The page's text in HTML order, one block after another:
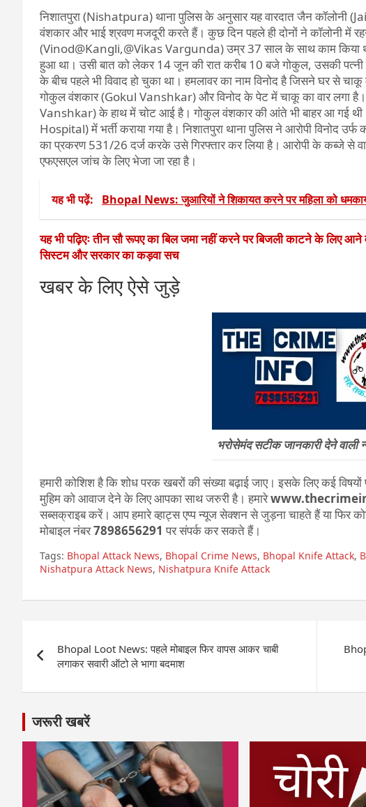
निशातपुरा (Nishatpura) थाना पुलिस के अनुसार यह वारदात जैन कॉलोनी
वंशकार और भाई श्रवण मजदूरी करते हैं। कुछ दिन पहले ही दोनों ने कॉलोनी में
(Vinod@Kangli,@Vikas Vargunda) उम्र 37 साल के साथ काम किया
हुआ था। उसी बात को लेकर 14 जून की रात करीब 10 बजे गोकुल, उसकी पत्नी
के बीच पहले भी विवाद हो चुका था। हमलावर का नाम विनोद है जिसने घर से
गोकुल वंशकार (Gokul Vanshkar) और विनोद के पेट में चाकू का वार लगा
Vanshkar) के हाथ में चोट आई है। गोकुल वंशकार की आंते भी बाहर आ गई
Hospital) में भर्ती कराया गया है। निशातपुरा थाना पुलिस ने आरोपी विनोद
का प्रकरण 531/26 दर्ज करके उसे गिरफ्तार कर लिया है। आरोपी के कब्जे से
एफएसएल जांच के लिए भेजा जा रहा है।
यह भी पढ़ें: Bhopal News: जुआरियों ने शिकायत करने पर महिला को
यह भी पढ़िएः तीन सौ रूपए का बिल जमा नहीं करने पर बिजली काटने के लिए
सिस्टम और सरकार का कड़वा सच
खबर के लिए ऐसे जुड़े
भरोसेमंद सटीक जानकारी देने वाली
हमारी कोशिश है कि शोध परक खबरों की संख्या बढ़ाई जाए। इसके लिए कई
मुहिम को आवाज देने के लिए आपका साथ जरुरी है। हमारे
सब्सक्राइब करें। आप हमारे व्हाट्स एप्प न्यूज सेक्शन से जुड़ना चाहते हैं या फिर
मोबाइल नंबर7898656291 पर संपर्क कर सकते हैं।
Tags: Bhopal Attack News, Bhopal Crime News, Bhopal Knife Attack,
Nishatpura Attack News, Nishatpura Knife Attack
navigation
Bhopal Loot News: पहले मोबाइल फिर वापस आकर चाबी
लगाकर सवारी ऑटो ले भागा बदमाश
जरूरी खबरें